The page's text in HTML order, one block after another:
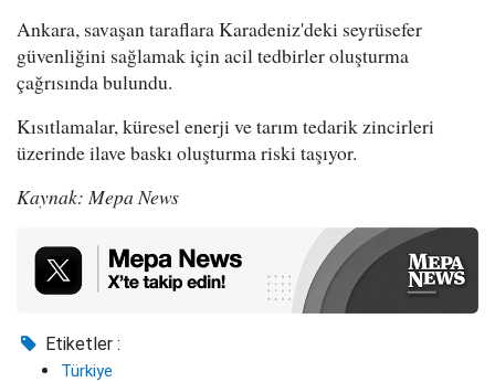
Ankara, savaşan taraflara Karadeniz'deki seyrüsefer
güvenliğini sağlamak için acil tedbirler oluşturma
çağrısında bulundu.
Kısıtlamalar, küresel enerji ve tarım tedarik zincirleri
üzerinde ilave baskı oluşturma riski taşıyor.
Kaynak: Mepa News
Etiketler :
Türkiye